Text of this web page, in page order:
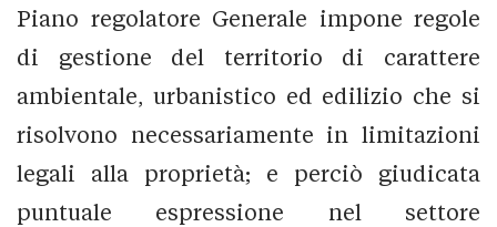
Piano regolatore Generale impone regole
di gestione del territorio di carattere
ambientale, urbanistico ed edilizio che si
risolvono necessariamente in limitazioni
legali alla proprietà; e perciò giudicata
puntuale espressione nel settore